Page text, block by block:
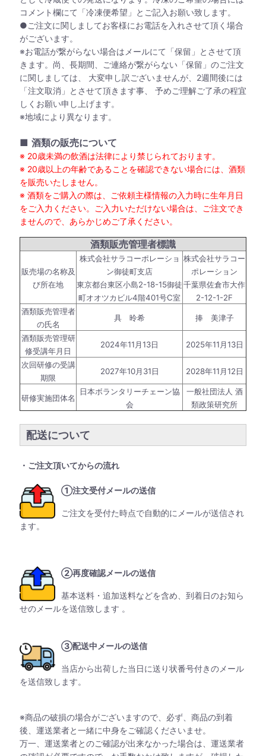
コメント欄にて「冷凍便希望」とご記入お願い致します。
●ご注文に関しましてお客様にお電話を入れさせて頂く場合
がございます。
※お電話が繋がらない場合はメールにて「保留」とさせて頂
きます。尚、長期間、ご連絡が繋がらない「保留」のご注文
に関しましては、 大変申し訳ございませんが、2週間後には
「注文取消」とさせて頂きます事、 予めご理解ご了承の程宜
しくお願い申し上げます。
※地域により異なります。
■ 酒類の販売について
※ 20歳未満の飲酒は法律により禁じられております。
※ 20歳以上の年齢であることを確認できない場合には、酒類
を販売いたしません。
※ 酒類をご購入の際は、ご依頼主様情報の入力時に生年月日
をご入力ください。ご入力いただけない場合は、ご注文でき
ませんので、あらかじめご了承ください。
酒類販売管理者標識
販売場の名称及
び所在地
株式会社サラコーポレーショ
ン御徒町支店
東京都台東区小島2-18-15御徒
町オオツカビル4階401号C室
株式会社サラコー
ポレーション
千葉県佐倉市大作
2-12-1-2F
酒類販売管理者
の氏名
具 昤希 捧 美津子
酒類販売管理研
修受講年月日
2024年11月13日 2025年11月13日
次回研修の受講
期限
2027年10月31日 2028年11月12日
研修実施団体名
日本ボランタリーチェーン協
会
一般社団法人 酒
類政策研究所
配送について
・ご注文頂いてからの流れ
①注文受付メールの送信
ご注文を受付た時点で自動的にメールが送信され
ます。
②再度確認メールの送信
基本送料・追加送料などを含め、到着日のお知ら
せのメールを送信致します 。
③配送中メールの送信
当店から出荷した当日に送り状番号付きのメール
を送信致します。
※商品の破損の場合がございますので、必ず、商品の到着
後、運送業者と一緒に中身をご確認くださいませ。
万一、運送業者とのご確認が出来なかった場合は、運送業者